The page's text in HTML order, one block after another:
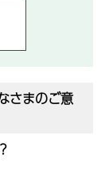
さまのご意